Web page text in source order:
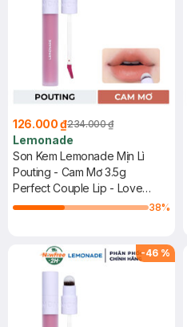
126.000 ₫234.000 ₫
Lemonade
Son Kem Lemonade Mịn Lì
Pouting - Cam Mơ 3.5g
Perfect Couple Lip - Love
Edition 3
38%
-46 %